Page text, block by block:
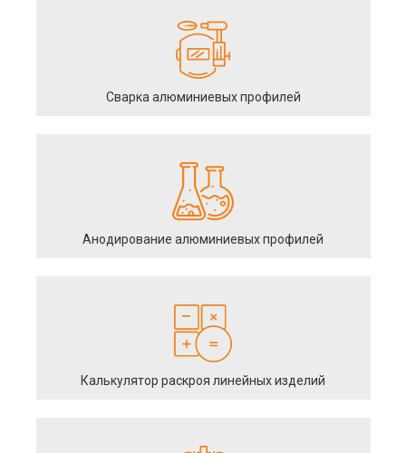
Сварка алюминиевых профилей
Анодирование алюминиевых профилей
Калькулятор раскроя линейных изделий